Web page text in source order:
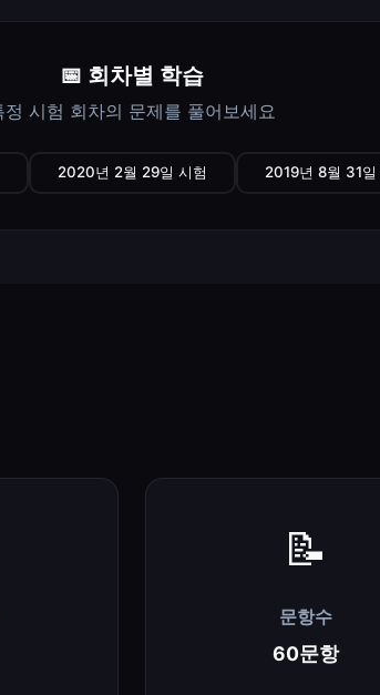
📅 회차별 학습
정 시험 회차의 문제를 풀어보세요
2020년 2월 29일 시험 2019년 8월 31일
📝
문항수
60문항